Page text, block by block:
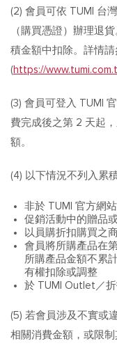
(2) 會員可依 TUMI 台
（購買憑證）辦理退
積金額中扣除。詳情
(https://
(3) 會員可登入 TUMI
費完成後之第 2 天起
額。
(4) 以下情況不列入累
非於 TUMI 官方網
促銷活動中的贈品
以員購折扣購買之
會員將所購產品在
所購產品金額不累
有權扣除或調整
於 TUMI Outlet／
(5) 若會員涉及不實或
相關消費金額，或限制